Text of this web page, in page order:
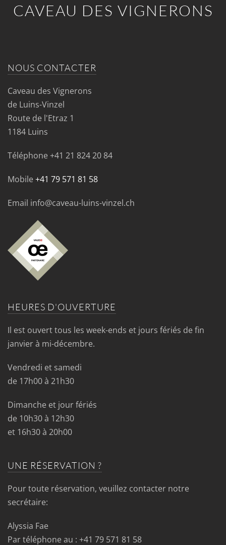
CAVEAU DES VIGNERONS
NOUS CONTACTER
Caveau des Vignerons
de Luins-Vinzel
Route de l'Etraz 1
1184 Luins
Téléphone +41 21 824 20 84
Mobile +41 79 571 81 58
Email info@caveau-luins-vinzel.ch
HEURES D'OUVERTURE
Il est ouvert tous les week-ends et jours fériés de fin
janvier à mi-décembre.
Vendredi et samedi
de 17h00 à 21h30
Dimanche et jour fériés
de 10h30 à 12h30
et 16h30 à 20h00
UNE RÉSERVATION ?
Pour toute réservation, veuillez contacter notre
secrétaire:
Alyssia Fae
Par téléphone au : +41 79 571 81 58